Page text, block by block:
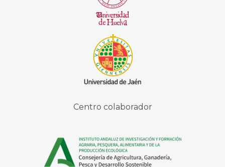
Centro colaborador